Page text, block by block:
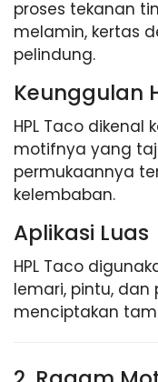
proses tekanan
melamin, kertas
pelindung.
Keunggulan
HPL Taco dikenal
motifnya yang
permukaannya
kelembaban.
Aplikasi Luas
HPL Taco
lemari, pintu,
menciptakan